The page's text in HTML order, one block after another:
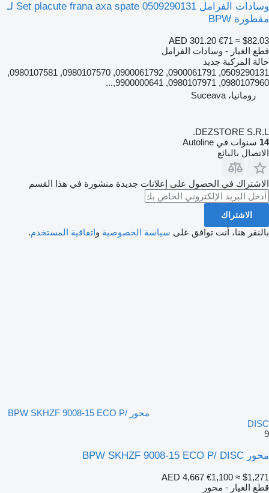
وسادات الفرامل Set placute frana axa spate 0509290131 لـ
مقطورة BPW
AED 301.20 €71 ≈ $82.03
قطع الغيار - وسادات الفرامل
حالة المركبة جديد
0509290131, 0900061791, 0900061792, 0980107570, 0980107581,
0980107960, 0980107971, 9900000641,...
رومانيا، Suceava
DEZSTORE S.R.L.
14 سنوات في Autoline
الاتصال بالبائع
الاشتراك في الحصول على إعلانات جديدة منشورة في هذا القسم
الاشتراك
بالنقر هنا، أنت توافق على سياسة الخصوصية واتفاقية المستخدم.
محور BPW SKHZF 9008-15 ECO P/
DISC
9
محور BPW SKHZF 9008-15 ECO P/ DISC
AED 4,667 €1,100 ≈ $1,271
قطع الغيار - محور